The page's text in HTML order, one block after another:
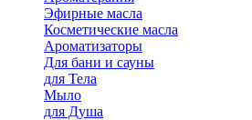
Эфирные масла
Косметические масла
Ароматизаторы
Для бани и сауны
для Тела
Мыло
для Душа